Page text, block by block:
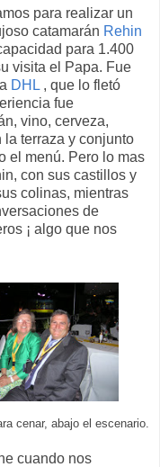
para realizar un
catamarán Rehin
para 1.400
visita el Papa. Fue
DHL , que lo fletó
fue
vino, cerveza,
la terraza y conjunto
el menú. Pero lo mas
con sus castillos y
colinas, mientras
de
¡ algo que nos
cenar, abajo el escenario.
cuando nos